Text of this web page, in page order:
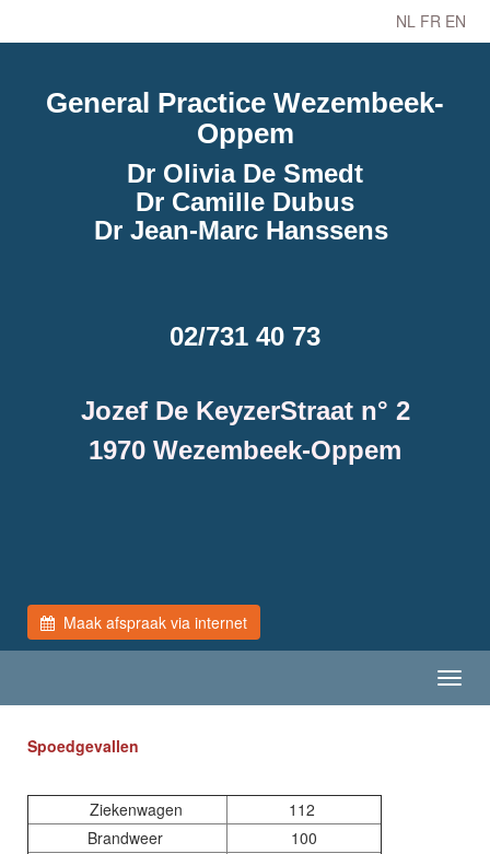
NL FR EN
General Practice Wezembeek-
Oppem
Dr Olivia De Smedt
Dr Camille Dubus
Dr Jean-Marc Hanssens
02/731 40 73
Jozef De KeyzerStraat n° 2
1970 Wezembeek-Oppem
Maak afspraak via internet
Spoedgevallen
Ziekenwagen
112
Brandweer
100